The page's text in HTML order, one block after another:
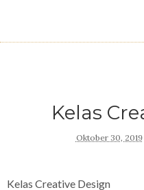
Kelas
Oktober 30, 2019
Kelas Creative Design